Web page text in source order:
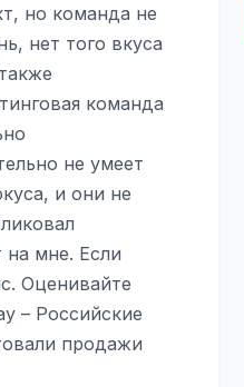
но команда не
нет того вкуса
команда
не умеет
и они не
на мне. Если
Оценивайте
– Российские
продажи